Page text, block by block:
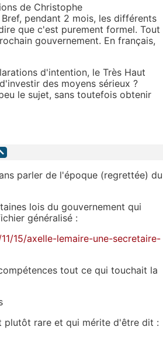
de Christophe
pendant 2 mois, les différents
que c'est purement formel. Tout
gouvernement. En français,
d'intention, le Très Haut
des moyens sérieux ?
le sujet, sans toutefois obtenir
parler de l'époque (regrettée) du
lois du gouvernement qui
généralisé :
15/axelle-lemaire-une-secretaire-
tout ce qui touchait la
plutôt rare et qui mérite d'être dit :